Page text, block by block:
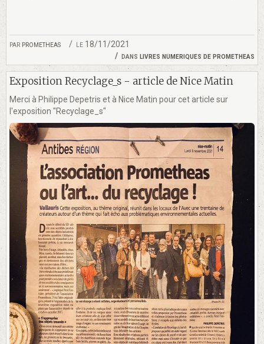
par prometheas
le 18/11/2021
dans livres numeriques de prometheas
Exposition Recyclage_s - article de Nice Matin
Merci à Philippe Depetris et à Nice Matin pour cet article sur
l'exposition "Recyclage_s"